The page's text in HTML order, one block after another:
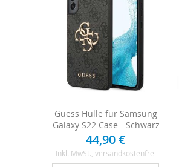
Guess Hülle für Samsung
Galaxy S22 Case - Schwarz
44,90 €
Inkl. MwSt. , versandkostenfrei